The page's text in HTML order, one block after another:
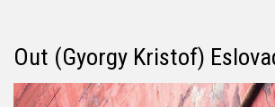
Out (Gyorgy Kristof)